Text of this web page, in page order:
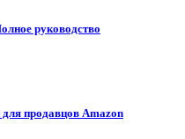
руководство
продавцов Amazon